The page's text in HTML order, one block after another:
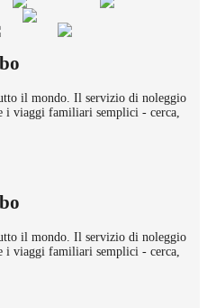
il mondo. Il servizio di noleggio
i viaggi familiari semplici - cerca,
il mondo. Il servizio di noleggio
i viaggi familiari semplici - cerca,